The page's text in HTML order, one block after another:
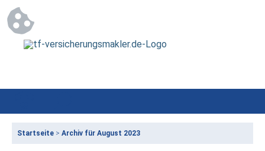
Startseite > Archiv für August 2023